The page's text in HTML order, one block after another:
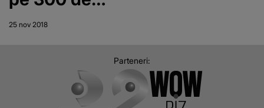
kilometri
Dragoş Vodă
adăposteşte
25 nov 2018
Parteneri: